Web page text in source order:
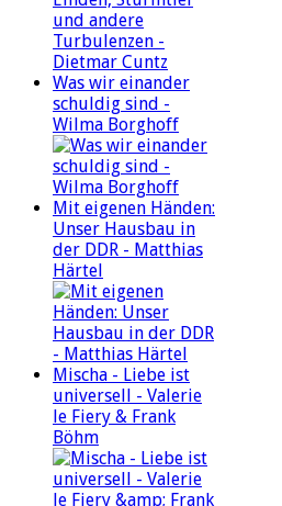
Was wir einander
schuldig sind -
Wilma Borghoff
Mit eigenen Händen:
Unser Hausbau in
der DDR - Matthias
Härtel
Mischa - Liebe ist
universell - Valerie
le Fiery & Frank
Böhm